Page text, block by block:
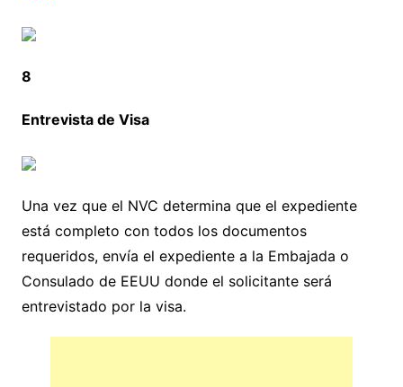
8
Entrevista de Visa
Una vez que el NVC determina que el expediente
está completo con todos los documentos
requeridos, envía el expediente a la Embajada o
Consulado de EEUU donde el solicitante será
entrevistado por la visa.